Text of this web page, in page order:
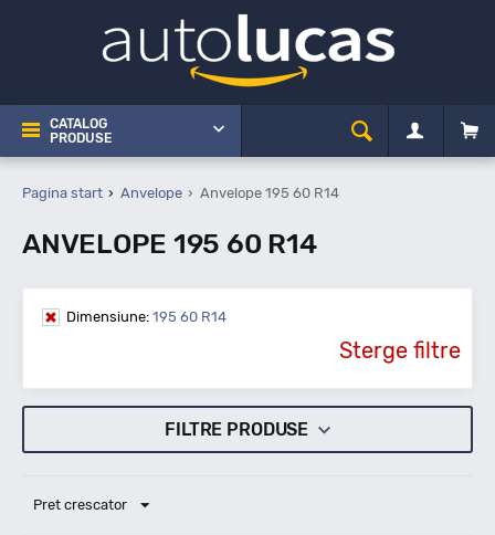
CATALOG
PRODUSE
Pagina start Anvelope Anvelope 195 60 R14
ANVELOPE 195 60 R14
Dimensiune: 195 60 R14
Sterge filtre
FILTRE PRODUSE
Pret crescator